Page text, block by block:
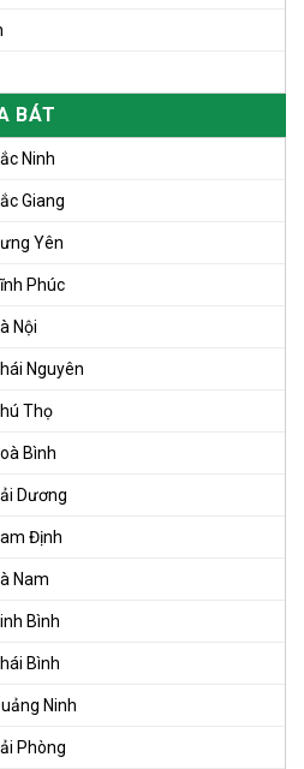
BÁT
Ninh
Giang
Yên
Phúc
Nội
Nguyên
Thọ
Bình
Dương
Định
Nam
Bình
Bình
Ninh
Phòng